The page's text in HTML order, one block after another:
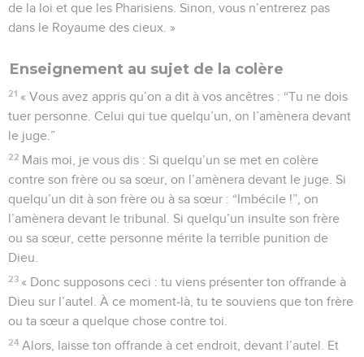
de la loi et que les Pharisiens. Sinon, vous n’entrerez pas
dans le Royaume des cieux. »
Enseignement au sujet de la colère
21 « Vous avez appris qu’on a dit à vos ancêtres : “Tu ne dois
tuer personne. Celui qui tue quelqu’un, on l’amènera devant
le juge.”
22 Mais moi, je vous dis : Si quelqu’un se met en colère
contre son frère ou sa sœur, on l’amènera devant le juge. Si
quelqu’un dit à son frère ou à sa sœur : “Imbécile !”, on
l’amènera devant le tribunal. Si quelqu’un insulte son frère
ou sa sœur, cette personne mérite la terrible punition de
Dieu.
23 « Donc supposons ceci : tu viens présenter ton offrande à
Dieu sur l’autel. À ce moment-là, tu te souviens que ton frère
ou ta sœur a quelque chose contre toi.
24 Alors, laisse ton offrande à cet endroit, devant l’autel. Et